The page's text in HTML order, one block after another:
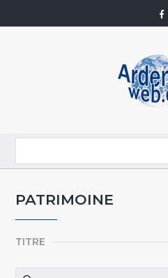
PATRIMOINE
TITRE